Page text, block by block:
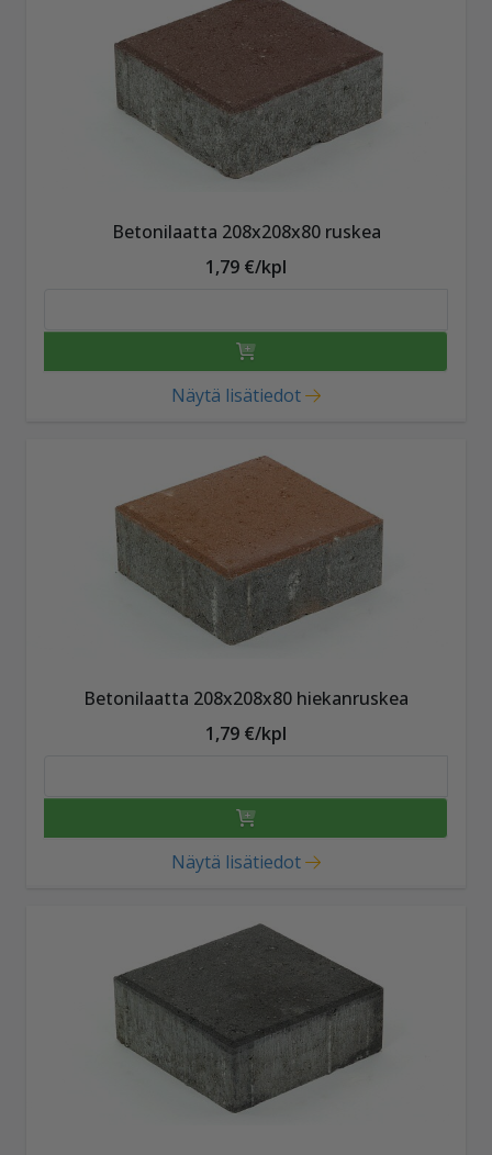
Betonilaatta 208x208x80 ruskea
1,79 €/kpl
Näytä lisätiedot
Betonilaatta 208x208x80 hiekanruskea
1,79 €/kpl
Näytä lisätiedot